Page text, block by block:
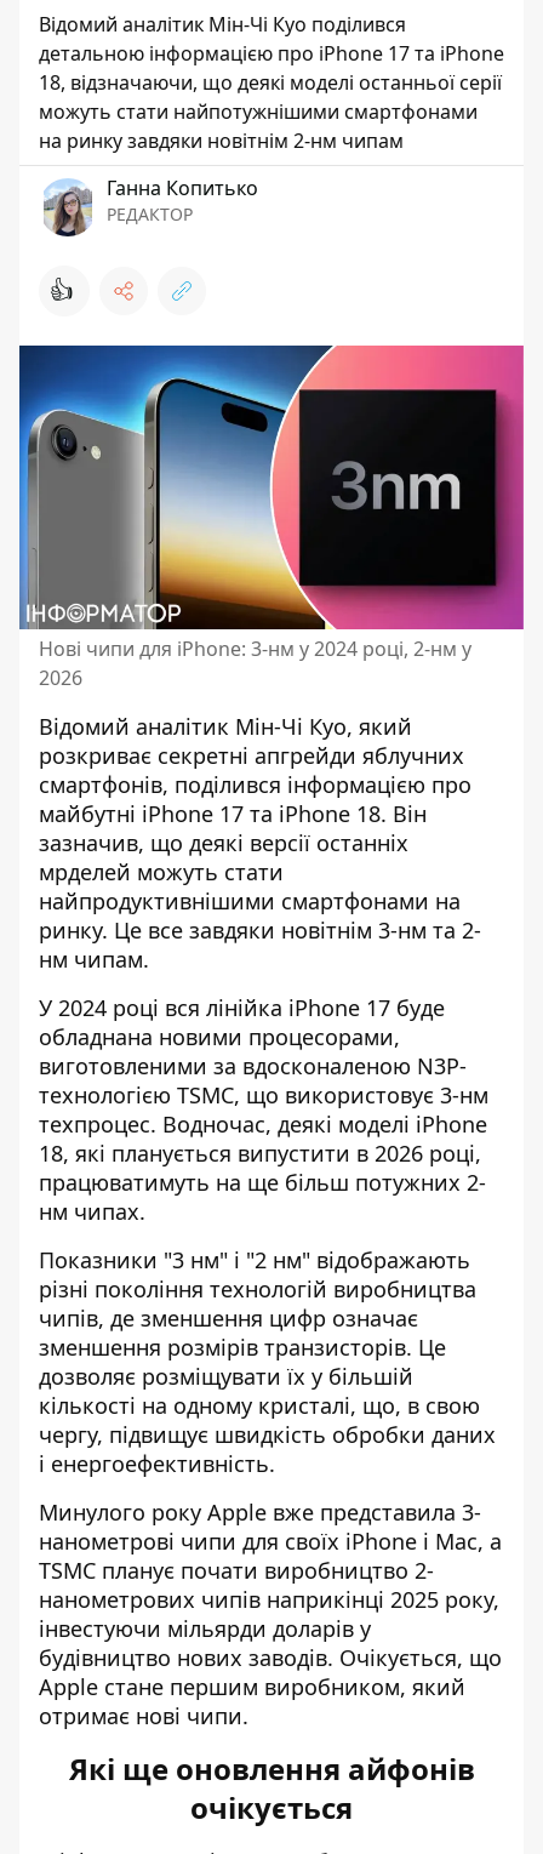
Відомий аналітик Мін-Чі Куо поділився
детальною інформацією про iPhone 17 та iPhone
18, відзначаючи, що деякі моделі останньої серії
можуть стати найпотужнішими смартфонами
на ринку завдяки новітнім 2-нм чипам
Ганна Копитько
РЕДАКТОР
👍
Нові чипи для iPhone: 3-нм у 2024 році, 2-нм у
2026
Відомий аналітик Мін-Чі Куо, який
розкриває секретні апгрейди яблучних
смартфонів, поділився інформацією про
майбутні iPhone 17 та iPhone 18. Він
зазначив, що деякі версії останніх
мрделей можуть стати
найпродуктивнішими смартфонами на
ринку. Це все завдяки новітнім 3-нм та 2-
нм чипам.
У 2024 році вся лінійка iPhone 17 буде
обладнана новими процесорами,
виготовленими за вдосконаленою N3P-
технологією TSMC, що використовує 3-нм
техпроцес. Водночас, деякі моделі iPhone
18, які планується випустити в 2026 році,
працюватимуть на ще більш потужних 2-
нм чипах.
Показники "3 нм" і "2 нм" відображають
різні покоління технологій виробництва
чипів, де зменшення цифр означає
зменшення розмірів транзисторів. Це
дозволяє розміщувати їх у більшій
кількості на одному кристалі, що, в свою
чергу, підвищує швидкість обробки даних
і енергоефективність.
Минулого року Apple вже представила 3-
нанометрові чипи для своїх iPhone і Mac, а
TSMC планує почати виробництво 2-
нанометрових чипів наприкінці 2025 року,
інвестуючи мільярди доларів у
будівництво нових заводів. Очікується, що
Apple стане першим виробником, який
отримає нові чипи.
Які ще оновлення айфонів
очікується